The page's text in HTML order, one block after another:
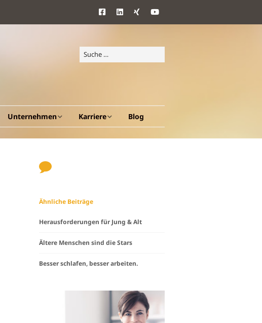
Unternehmen
Vision und Ziele
Leitungsteam
Karriere
Benefits
Blog
Ähnliche Beiträge
Herausforderungen für Jung & Alt
Ältere Menschen sind die Stars
Besser schlafen, besser arbeiten.